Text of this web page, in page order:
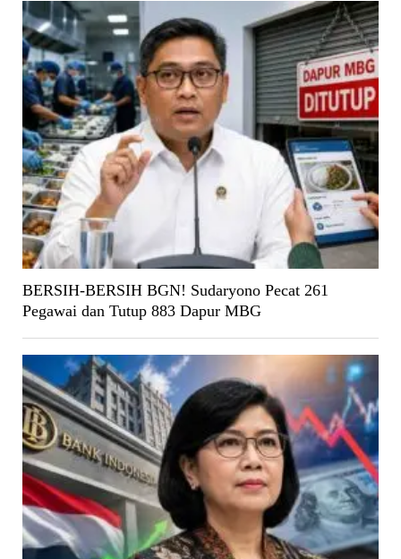
BERSIH-BERSIH BGN! Sudaryono Pecat 261
Pegawai dan Tutup 883 Dapur MBG